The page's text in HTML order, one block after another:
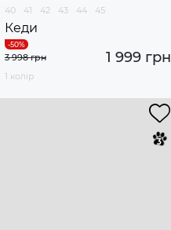
40 41 42 43 44 45
Кеди
1 999 грн
3 998 грн
1 колір